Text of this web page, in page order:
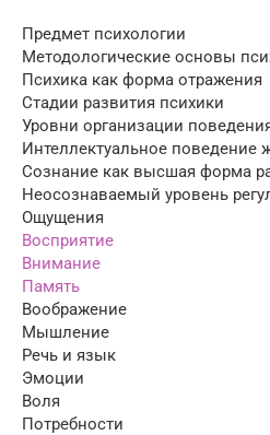
Предмет психологии
Методологические основы
Психика как форма отражения
Стадии развития психики
Уровни организации
Интеллектуальное поведение
Сознание как высшая форма
Неосознаваемый уровень
Ощущения
Восприятие
Внимание
Память
Воображение
Мышление
Речь и язык
Эмоции
Воля
Потребности